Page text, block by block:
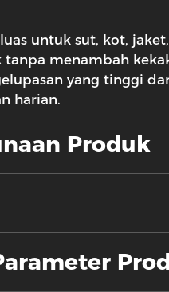
untuk sut, kot,
menambah
yang tinggi
harian.
Produk